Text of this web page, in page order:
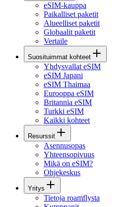
eSIM-kauppa
Paikalliset paketit
Alueelliset paketit
Globaalit paketit
Vertaile
Suosituimmat kohteet
Yhdysvallat eSIM
eSIM Japani
eSIM Thaimaa
Eurooppa eSIM
Britannia eSIM
Turkki eSIM
Kaikki kohteet
Resurssit
Asennusopas
Yhteensopivuus
Mikä on eSIM?
Ohjekeskus
Yritys
Tietoja roamflysta